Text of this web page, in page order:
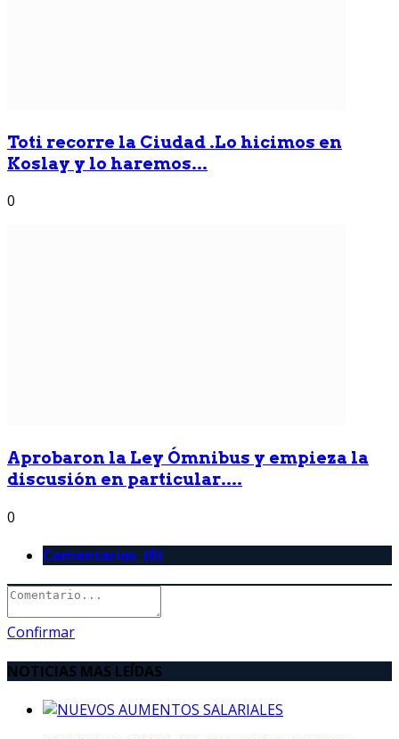
Toti recorre la Ciudad .Lo hicimos en
Koslay y lo haremos...
0
Aprobaron la Ley Ómnibus y empieza la
discusión en particular....
0
Comentarios (0)
Confirmar
NOTICIAS MAS LEÍDAS